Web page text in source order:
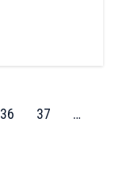
36 37
…